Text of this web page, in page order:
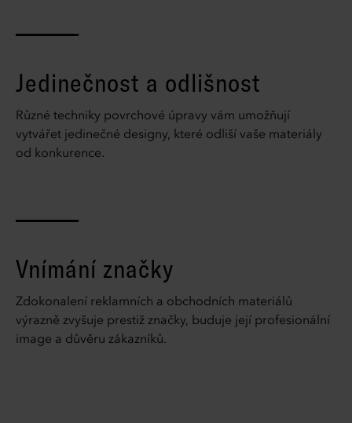
Jedinečnost a odlišnost
Různé techniky povrchové úpravy vám umožňují
vytvářet jedinečné designy, které odliší vaše materiály
od konkurence.
Vnímání značky
Zdokonalení reklamních a obchodních materiálů
výrazně zvyšuje prestiž značky, buduje její profesionální
image a důvěru zákazníků.